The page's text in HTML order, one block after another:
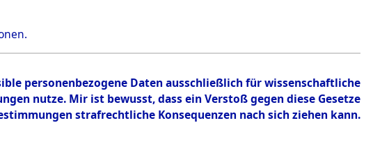
personenbezogene Daten ausschließlich für wissenschaftliche
nutze. Mir ist bewusst, dass ein Verstoß gegen diese Gesetze
strafrechtliche Konsequenzen nach sich ziehen kann.